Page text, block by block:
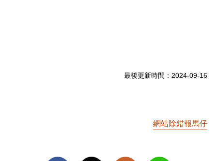
最後更新時間： 2024-09-16
網站除錯報馬仔